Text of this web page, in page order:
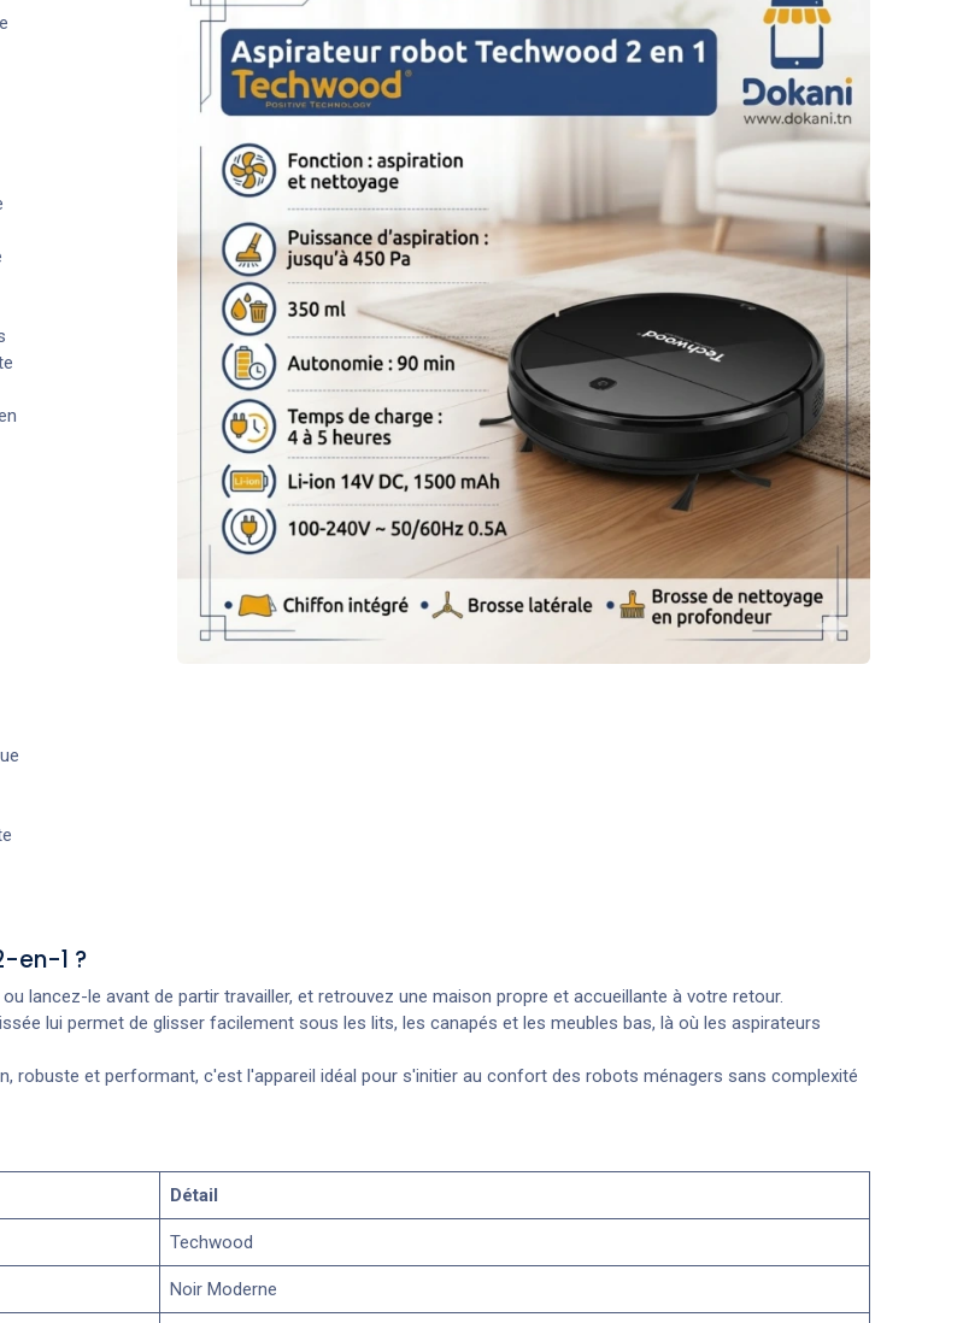
en-1 ?
lancez-le avant de partir travailler, et retrouvez une maison propre et accueillante à votre retour.
lui permet de glisser facilement sous les lits, les canapés et les meubles bas, là où les aspirateurs
robuste et performant, c'est l'appareil idéal pour s'initier au confort des robots ménagers sans complexité
Détail
Techwood
Noir Moderne